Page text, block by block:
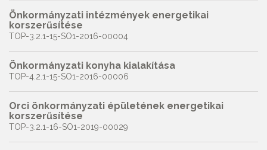
Önkormányzati intézmények energetikai
korszerűsítése
TOP-3.2.1-15-SO1-2016-00004
Önkormányzati konyha kialakítása
TOP-4.2.1-15-SO1-2016-00006
Orci önkormányzati épületének energetikai
korszerűsítése
TOP-3.2.1-16-SO1-2019-00029